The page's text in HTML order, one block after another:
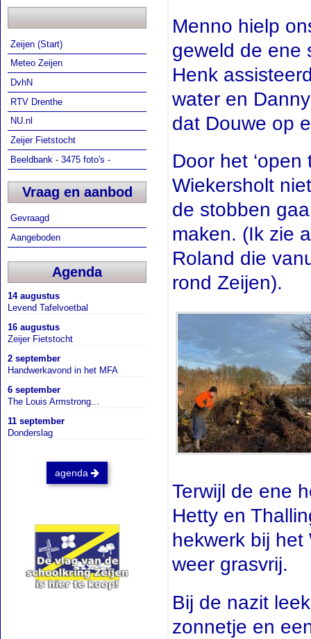
Zeijen (Start)
Meteo Zeijen
DvhN
RTV Drenthe
NU.nl
Zeijer Fietstocht
Beeldbank - 3475 foto's -
Vraag en aanbod
Gevraagd
Aangeboden
Agenda
14 augustus
Levend Tafelvoetbal
16 augustus
Zeijer Fietstocht
2 september
Handwerkavond in het MFA
6 september
The Louis Armstrong...
11 september
Donderslag
agenda
Menno hielp
geweld de ene
Henk
water en
dat Douwe op
Door het
Wiekersholt
de stobben
maken. (Ik zie
Roland die
rond Zeijen).
Terwijl de ene
Hetty en
hekwerk bij
weer grasvrij.
Bij de nazit
zonnetje en